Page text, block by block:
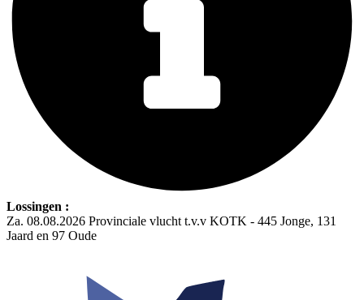
Lossingen :
Za. 08.08.2026 Provinciale vlucht t.v.v KOTK - 445 Jonge, 131
Jaard en 97 Oude